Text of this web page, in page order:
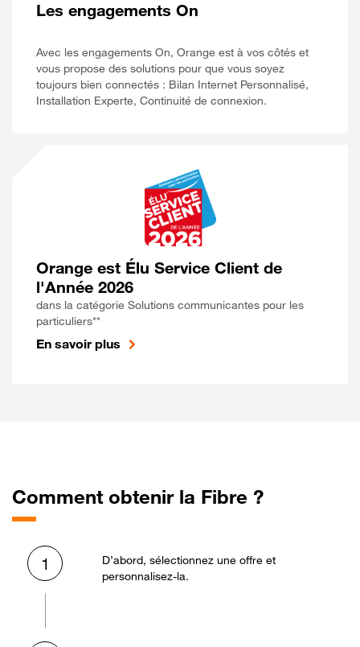
Les engagements On
Avec les engagements On, Orange est à vos côtés et
vous propose des solutions pour que vous soyez
toujours bien connectés : Bilan Internet Personnalisé,
Installation Experte, Continuité de connexion.
Orange est Élu Service Client de
l'Année 2026
dans la catégorie Solutions communicantes pour les
particuliers**
En savoir plus
Comment obtenir la Fibre ?
1
D’abord, sélectionnez une offre et
personnalisez-la.